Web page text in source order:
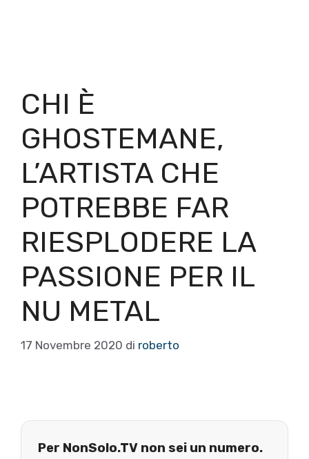
CHI È
GHOSTEMANE,
L’ARTISTA CHE
POTREBBE FAR
RIESPLODERE LA
PASSIONE PER IL
NU METAL
17 Novembre 2020 di roberto
Per NonSolo.TV non sei un numero.